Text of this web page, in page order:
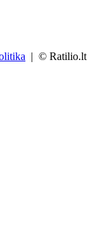
| © Ratilio.lt